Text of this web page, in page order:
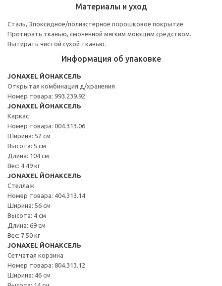
Материалы и уход
Сталь, Эпоксидное/полиэстерное порошковое покрытие
Протирать тканью, смоченной мягким моющим средством.
Вытирать чистой сухой тканью.
Информация об упаковке
JONAXEL ЙОНАКСЕЛЬ
Открытая комбинация д/хранения
Номер товара: 993.239.92
JONAXEL ЙОНАКСЕЛЬ
Каркас
Номер товара: 004.313.06
Ширина: 52 см
Высота: 5 см
Длина: 104 см
Вес: 4.49 кг
JONAXEL ЙОНАКСЕЛЬ
Стеллаж
Номер товара: 404.313.14
Ширина: 56 см
Высота: 4 см
Длина: 69 см
Вес: 7.50 кг
JONAXEL ЙОНАКСЕЛЬ
Сетчатая корзина
Номер товара: 804.313.12
Ширина: 46 см